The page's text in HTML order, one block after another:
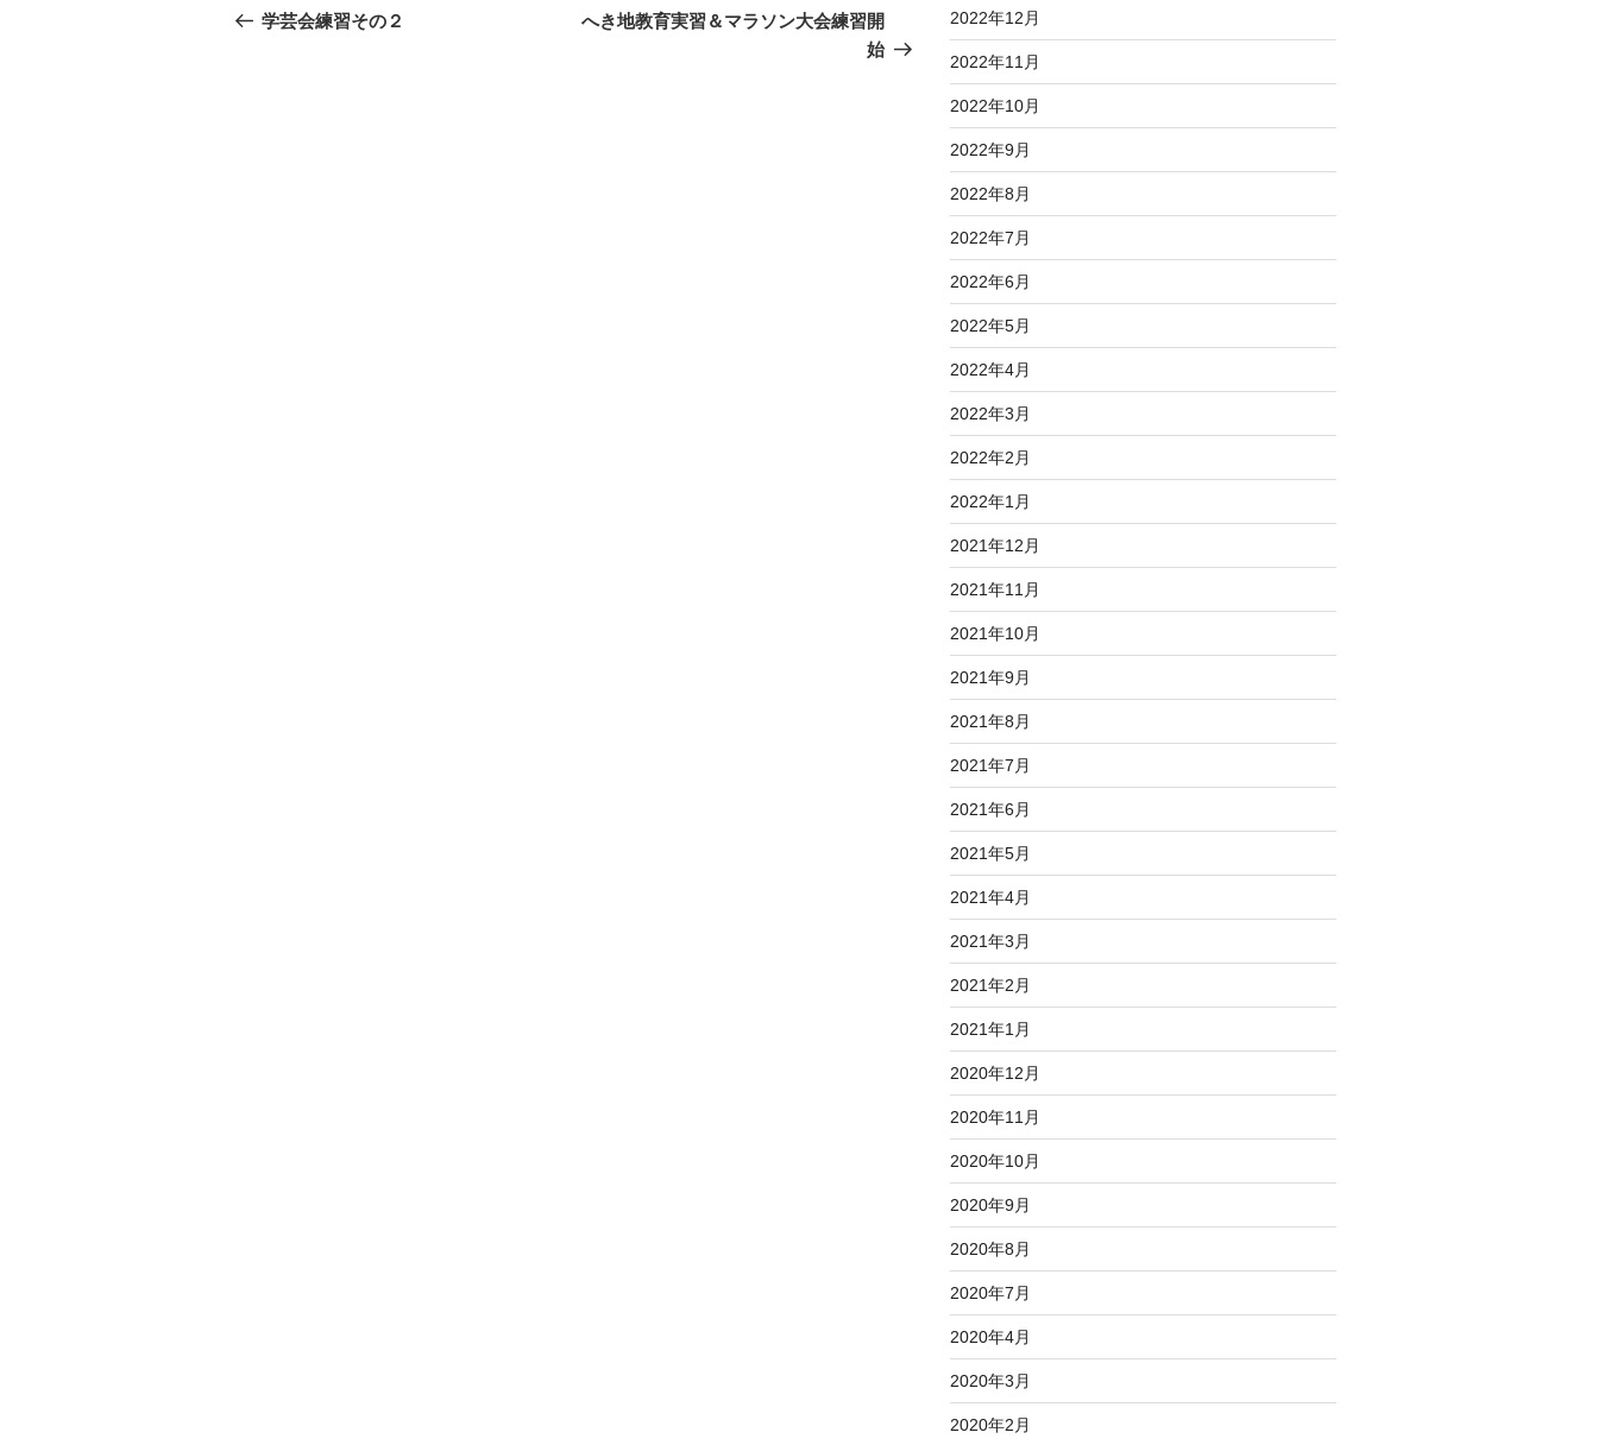
稿
の
学芸会練習その２
の
投
へき地教育実習＆マラソン大会練習開
始
2022年12月
2022年11月
2022年10月
2022年9月
2022年8月
2022年7月
2022年6月
2022年5月
2022年4月
2022年3月
2022年2月
2022年1月
2021年12月
2021年11月
2021年10月
2021年9月
2021年8月
2021年7月
2021年6月
2021年5月
2021年4月
2021年3月
2021年2月
2021年1月
2020年12月
2020年11月
2020年10月
2020年9月
2020年8月
2020年7月
2020年4月
2020年3月
2020年2月